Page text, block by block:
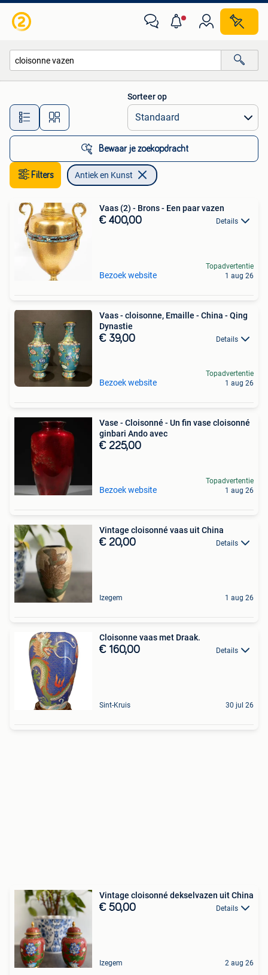
Alle afstanden…
Sorteer op
Bewaar je zoekopdracht
Filters Antiek en Kunst
Vaas (2) - Brons - Een paar vazen
€ 400,00 Details
Bezoek website
Topadvertentie
1 aug 26
Vaas - cloisonne, Emaille - China - Qing
Dynastie
€ 39,00 Details
Bezoek website
Topadvertentie
1 aug 26
Vase - Cloisonné - Un fin vase cloisonné
ginbari Ando avec
€ 225,00
Bezoek website
Topadvertentie
1 aug 26
Vintage cloisonné vaas uit China
€ 20,00 Details
Izegem 1 aug 26
Cloisonne vaas met Draak.
€ 160,00 Details
Sint-Kruis 30 jul 26
Vintage cloisonné dekselvazen uit China
€ 50,00 Details
Izegem 2 aug 26